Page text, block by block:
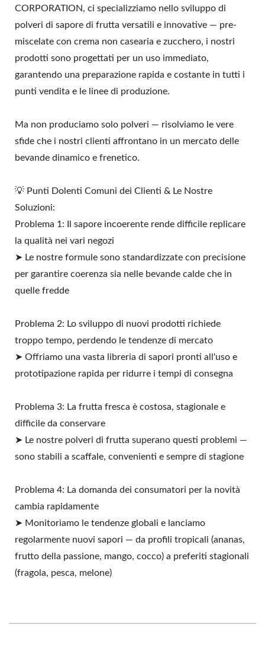
CORPORATION, ci specializziamo nello sviluppo di
polveri di sapore di frutta versatili e innovative — pre-
miscelate con crema non casearia e zucchero, i nostri
prodotti sono progettati per un uso immediato,
garantendo una preparazione rapida e costante in tutti i
punti vendita e le linee di produzione.
Ma non produciamo solo polveri — risolviamo le vere
sfide che i nostri clienti affrontano in un mercato delle
bevande dinamico e frenetico.
💡 Punti Dolenti Comuni dei Clienti & Le Nostre
Soluzioni:
Problema 1: Il sapore incoerente rende difficile replicare
la qualità nei vari negozi
➤ Le nostre formule sono standardizzate con precisione
per garantire coerenza sia nelle bevande calde che in
quelle fredde
Problema 2: Lo sviluppo di nuovi prodotti richiede
troppo tempo, perdendo le tendenze di mercato
➤ Offriamo una vasta libreria di sapori pronti all'uso e
prototipazione rapida per ridurre i tempi di consegna
Problema 3: La frutta fresca è costosa, stagionale e
difficile da conservare
➤ Le nostre polveri di frutta superano questi problemi —
sono stabili a scaffale, convenienti e sempre di stagione
Problema 4: La domanda dei consumatori per la novità
cambia rapidamente
➤ Monitoriamo le tendenze globali e lanciamo
regolarmente nuovi sapori — da profili tropicali (ananas,
frutto della passione, mango, cocco) a preferiti stagionali
(fragola, pesca, melone)